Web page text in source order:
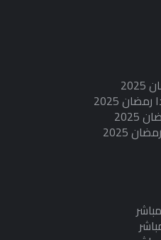
2025
2025